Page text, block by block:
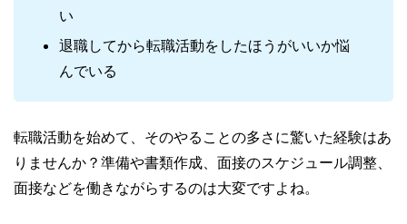
い
退職してから転職活動をしたほうがいいか悩
んでいる
転職活動を始めて、そのやることの多さに驚いた経験はあ
りませんか？準備や書類作成、面接のスケジュール調整、
面接などを働きながらするのは大変ですよね。